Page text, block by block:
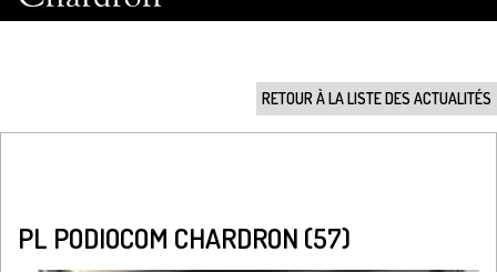
RETOUR À LA LISTE DES ACTUALITÉS
PL PODIOCOM CHARDRON (57)